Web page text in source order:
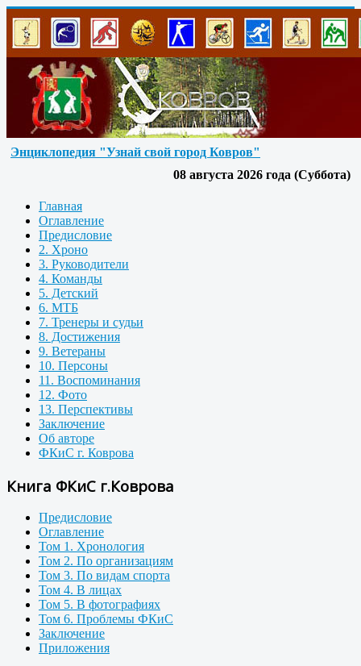
Энциклопедия "Узнай свой город Ковров"
08 августа 2026 года (Суббота)
Главная
Оглавление
Предисловие
2. Хроно
3. Руководители
4. Команды
5. Детский
6. МТБ
7. Тренеры и судьи
8. Достижения
9. Ветераны
10. Персоны
11. Воспоминания
12. Фото
13. Перспективы
Заключение
Об авторе
ФКиС г. Коврова
Книга ФКиС г.Коврова
Предисловие
Оглавление
Том 1. Хронология
Том 2. По организациям
Том 3. По видам спорта
Том 4. В лицах
Том 5. В фотографиях
Том 6. Проблемы ФКиС
Заключение
Приложения